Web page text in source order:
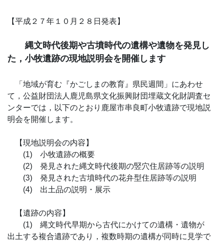
【平成２７年１０月２８日発表】
縄文時代後期や古墳時代の遺構や遺物を発見し
た，小牧遺跡の現地説明会を開催します
「地域が育む『かごしまの教育』県民週間」にあわせ
て，公益財団法人鹿児島県文化振興財団埋蔵文化財調査セ
ンターでは，以下のとおり鹿屋市串良町小牧遺跡で現地説
明会を開催します。
【現地説明会の内容】
(1) 小牧遺跡の概要
(2) 発見された縄文時代後期の竪穴住居跡等の説明
(3) 発見された古墳時代の花弁型住居跡等の説明
(4) 出土品の説明・展示
【遺跡の内容】
(1) 縄文時代早期から古代にかけての遺構・遺物が
出土する複合遺跡であり，複数時期の遺構が同時に見学で